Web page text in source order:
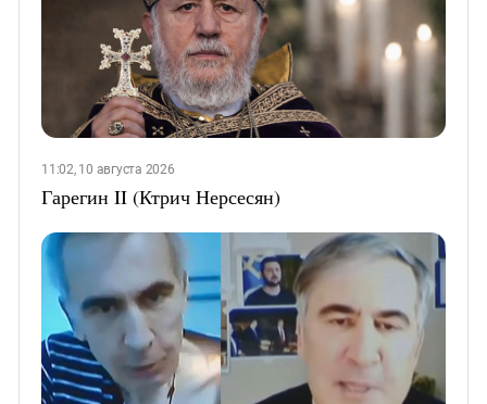
11:02, 10 августа 2026
Гарегин II (Ктрич Нерсесян)